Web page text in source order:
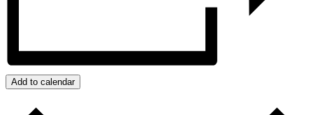
Add to calendar